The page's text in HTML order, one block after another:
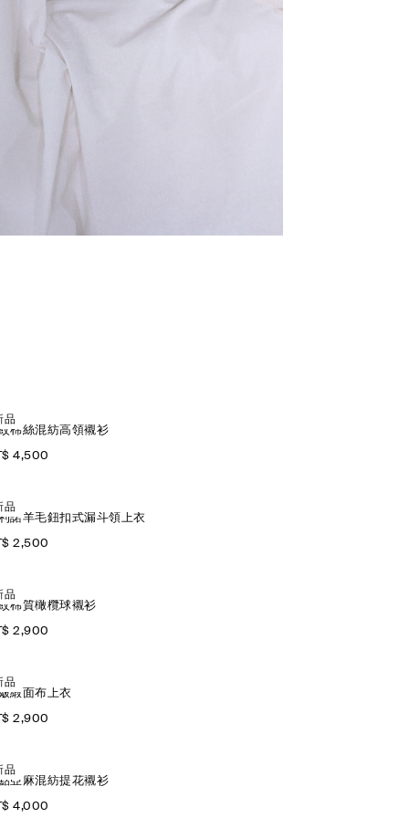
品
棉絲混紡高領襯衫
4,500
品
諾羊毛鈕扣式漏斗領上衣
2,500
品
棉質橄欖球襯衫
2,900
品
緞面布上衣
2,900
品
亞麻混紡提花襯衫
4,000